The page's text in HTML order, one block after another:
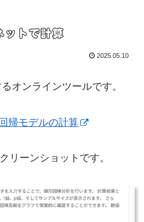
ットで計算
2025.05.10
オンラインツールです。
帰モデルの計算
リーンショットです。